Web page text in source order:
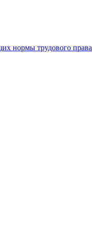
нормы трудового права